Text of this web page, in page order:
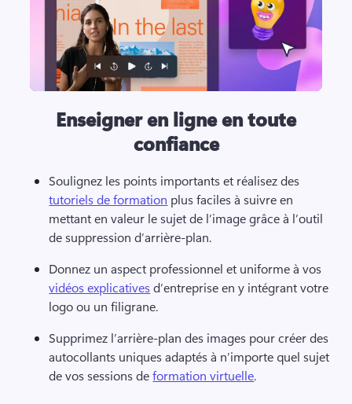
Enseigner en ligne en toute
confiance
Soulignez les points importants et réalisez des
tutoriels de formation plus faciles à suivre en
mettant en valeur le sujet de l’image grâce à l’outil
de suppression d’arrière-plan.
Donnez un aspect professionnel et uniforme à vos
vidéos explicatives d’entreprise en y intégrant votre
logo ou un filigrane.
Supprimez l’arrière-plan des images pour créer des
autocollants uniques adaptés à n’importe quel sujet
de vos sessions de formation virtuelle.